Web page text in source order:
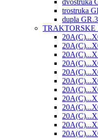
dvostruka
trostruka
dupla
TRAKTORSKE